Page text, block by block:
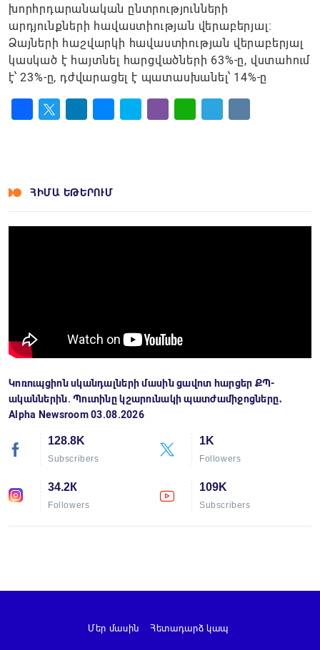
խորհրդարանական ընտրությունների
արդյունքների հավաստիության վերաբերյալ:
Ձայների հաշվարկի հավաստիության վերաբերյալ
կասկած է հայտնել հարցվածների 63%-ը, վստահում
է՝ 23%-ը, դժվարացել է պատասխանել՝ 14%-ը
ՀԻՄԱ ԵԹԵՐՈՒՄ
Կոռուպցիոն սկանդալների մասին ցավոտ հարցեր ՔՊ-
ականներին. Պուտինը կշարունակի պատժամիջոցները․
Alpha Newsroom 03.08.2026
128.8K
Subscribers
1K
Followers
34.2К
Followers
109K
Subscribers
Մեր մասին Հետադարձ կապ